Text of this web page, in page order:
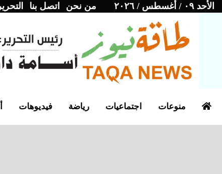
الأحد ٠٩ / أغسطس / ٢٠٢٦ من نحن اتصل بنا التحرير
فيديوهات رياضة اجتماعيات منوعات